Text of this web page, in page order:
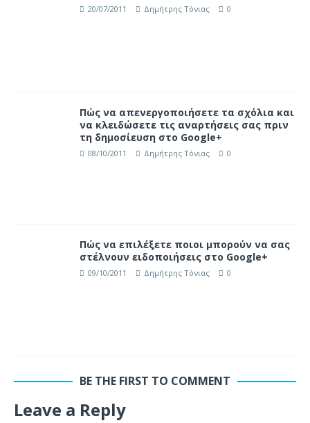
20/07/2011 Δημήτρης Τόνιας 0
Πώς να απενεργοποιήσετε τα σχόλια και
να κλειδώσετε τις αναρτήσεις σας πριν
τη δημοσίευση στο Google+
08/10/2011 Δημήτρης Τόνιας 0
Πώς να επιλέξετε ποιοι μπορούν να σας
στέλνουν ειδοποιήσεις στο Google+
09/10/2011 Δημήτρης Τόνιας 0
BE THE FIRST TO COMMENT
Leave a Reply